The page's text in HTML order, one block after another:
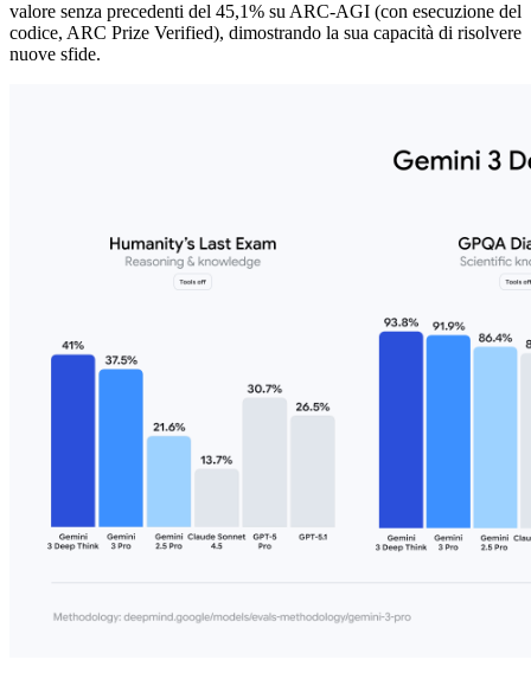
valore senza precedenti del 45,1% su ARC-AGI (con esecuzione del
codice, ARC Prize Verified), dimostrando la sua capacità di risolvere
nuove sfide.